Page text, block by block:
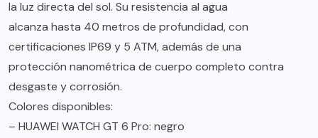
la luz directa del sol. Su resistencia al agua
alcanza hasta 40 metros de profundidad, con
certificaciones IP69 y 5 ATM, además de una
protección nanométrica de cuerpo completo contra
desgaste y corrosión.
Colores disponibles:
– HUAWEI WATCH GT 6 Pro: negro